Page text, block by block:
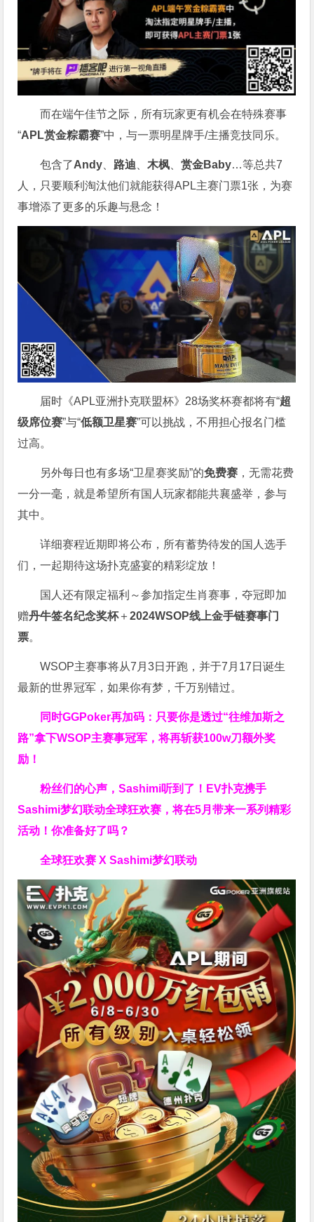
而在端午佳节之际，所有玩家更有机会在特殊赛事
“APL赏金粽霸赛”中，与一票明星牌手/主播竞技同乐。
包含了Andy 路迪 、木枫 、赏金Baby…等总共7
人，只要顺利淘汰他们就能获得APL主赛门票1张，为赛
事增添了更多的乐趣与悬念！
届时《APL亚洲扑克联盟杯》28场奖杯赛都将有“超
级席位赛”与“低额卫星赛”可以挑战，不用担心报名门槛
过高。
另外每日也有多场“卫星赛奖励”的免费赛 ，无需花费
一分一毫，就是希望所有国人玩家都能共襄盛举，参与
其中。
详细赛程近期即将公布，所有蓄势待发的国人选手
们，一起期待这场扑克盛宴的精彩绽放！
国人还有限定福利～参加指定生肖赛事，夺冠即加
赠丹牛签名纪念奖杯＋2024WSOP线上金手链赛事门
票。
WSOP主赛事将从7月3日开跑，并于7月17日诞生
最新的世界冠军，如果你有梦，千万别错过。
同时GGPoker再加码：只要你是透过“往维加斯之
路”拿下WSOP主赛事冠军，将再斩获100w刀额外奖
励！
粉丝们的心声，Sashimi听到了！EV扑克携手
Sashimi梦幻联动全球狂欢赛，将在5月带来一系列精彩
活动！你准备好了吗？
全球狂欢赛 X Sashimi梦幻联动